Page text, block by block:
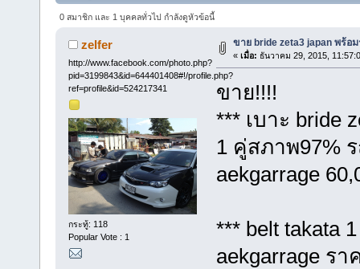
0 สมาชิก และ 1 บุคคลทั่วไป กำลังดูหัวข้อนี้
zelfer
http://www.facebook.com/photo.php?
pid=3199843&id=644401408#!/profile.php?
ref=profile&id=524217341
กระทู้: 118
Popular Vote : 1
ขาย bride zeta3 japan พร้อ
« เมื่อ: ธันวาคม 29, 2015,
ขาย!!!!
*** เบาะ bride
1 คู่สภาพ97%
aekgarrage
*** belt takata
aekgarrage ร